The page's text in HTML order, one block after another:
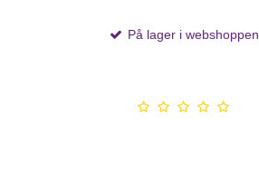
På lager i webshoppen